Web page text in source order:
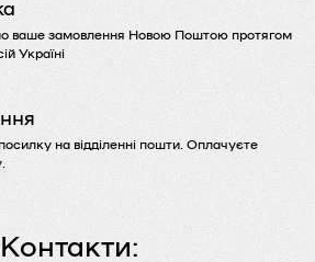
ваше замовлення Новою Поштою протягом
Україні
на відділенні пошти. Оплачуєте
Контакти: